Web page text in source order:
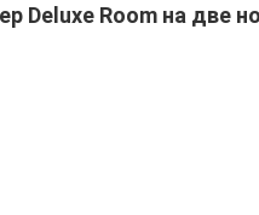
Deluxe Room на две